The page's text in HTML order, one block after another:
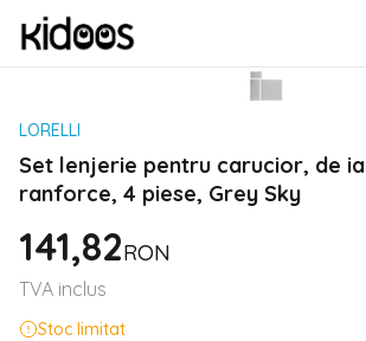
LORELLI
Set lenjerie pentru carucior, de
ranforce, 4 piese, Grey Sky
141,82RON
TVA inclus
Stoc limitat